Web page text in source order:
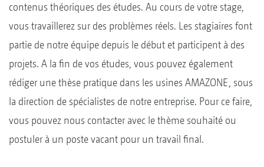
contenus théoriques des études. Au cours de votre stage,
vous travaillerez sur des problèmes réels. Les stagiaires font
partie de notre équipe depuis le début et participent à des
projets. A la fin de vos études, vous pouvez également
rédiger une thèse pratique dans les usines AMAZONE, sous
la direction de spécialistes de notre entreprise. Pour ce faire,
vous pouvez nous contacter avec le thème souhaité ou
postuler à un poste vacant pour un travail final.